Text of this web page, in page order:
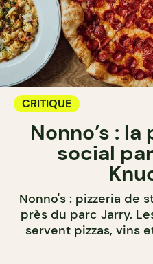
CRITIQUE
Nonno’s :
social
Nonno's : pizzeria de
près du parc Jarry.
servent pizzas, vins